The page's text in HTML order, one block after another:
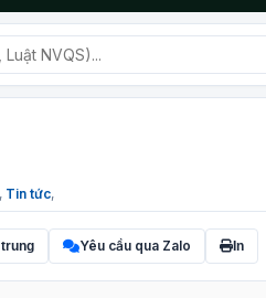
, Tin tức,
Yêu cầu qua Zalo In